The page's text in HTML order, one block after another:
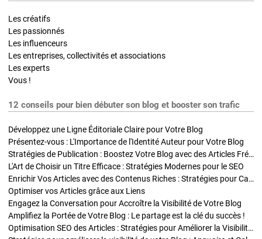
Les créatifs
Les passionnés
Les influenceurs
Les entreprises, collectivités et associations
Les experts
Vous !
12 conseils pour bien débuter son blog et booster son trafic
Développez une Ligne Éditoriale Claire pour Votre Blog
Présentez-vous : L'Importance de l'Identité Auteur pour Votre Blog
Stratégies de Publication : Boostez Votre Blog avec des Articles Fréquents et Exclusifs
L'Art de Choisir un Titre Efficace : Stratégies Modernes pour le SEO
Enrichir Vos Articles avec des Contenus Riches : Stratégies pour Captiver et Optimiser
Optimiser vos Articles grâce aux Liens
Engagez la Conversation pour Accroître la Visibilité de Votre Blog
Amplifiez la Portée de Votre Blog : Le partage est la clé du succès !
Optimisation SEO des Articles : Stratégies pour Améliorer la Visibilité de Votre Blog